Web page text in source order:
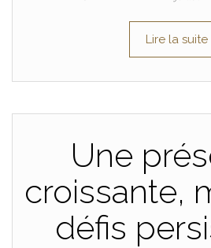
Lire la suite
Une
croissante,
défis